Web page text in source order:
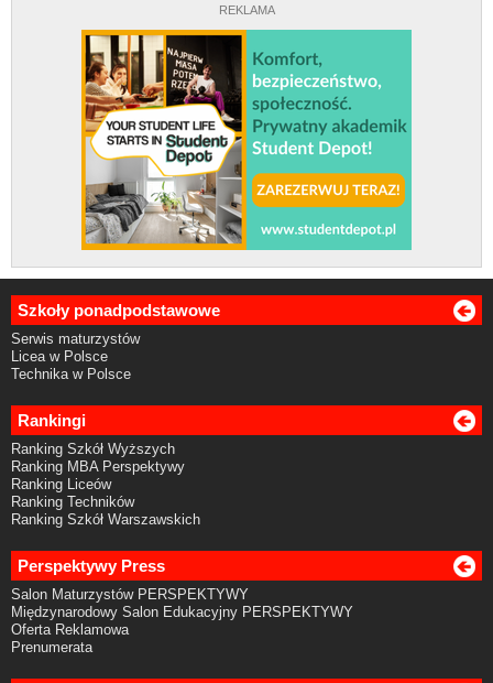
REKLAMA
Szkoły ponadpodstawowe
Serwis maturzystów
Licea w Polsce
Technika w Polsce
Rankingi
Ranking Szkół Wyższych
Ranking MBA Perspektywy
Ranking Liceów
Ranking Techników
Ranking Szkół Warszawskich
Perspektywy Press
Salon Maturzystów PERSPEKTYWY
Międzynarodowy Salon Edukacyjny PERSPEKTYWY
Oferta Reklamowa
Prenumerata